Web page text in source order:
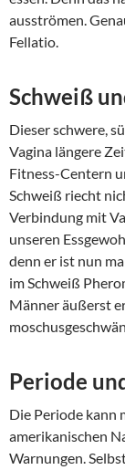
ausströmen.
Fellatio.
Schweiß
Dieser schwere,
Vagina längere
Fitness-Centern
Schweiß riecht
Verbindung mit
unseren
denn er ist nun
im Schweiß
Männer äußerst
Periode
Die Periode kann
amerikanischen
Warnungen.